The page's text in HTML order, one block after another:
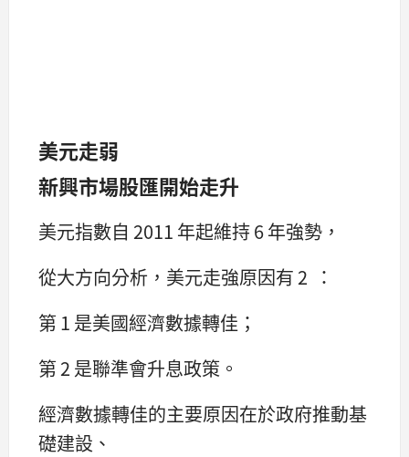
美元走弱
新興市場股匯開始走升
美元指數自 2011 年起維持 6 年強勢，
從大方向分析，美元走強原因有 2 ：
第 1 是美國經濟數據轉佳；
第 2 是聯準會升息政策。
經濟數據轉佳的主要原因在於政府推動基
礎建設、